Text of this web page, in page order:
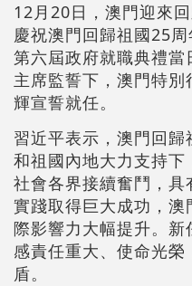
12月20日，澳門迎來
慶祝澳門回歸祖國25
第六屆政府就職典禮
主席監誓下，澳門特
輝宣誓就任。
習近平表示，澳門回
和祖國內地大力支持
社會各界接續奮鬥，具
實踐取得巨大成功，
際影響力大幅提升。
感責任重大、使命光
盾。